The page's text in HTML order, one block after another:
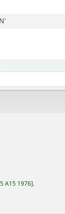
por:
A15 1976 .